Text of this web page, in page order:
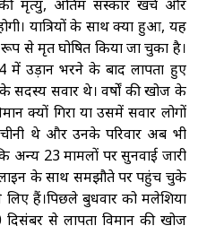
मृत्यु, अंतिम संस्कार खर्च और
यात्रियों के साथ क्या हुआ, यह
से मृत घोषित किया जा चुका है।
उड़ान भरने के बाद लापता हुए
सदस्य सवार थे। वर्षों की खोज के
क्यों गिरा या उसमें सवार लोगों
थे और उनके परिवार अब भी
अन्य 23 मामलों पर सुनवाई जारी
के साथ समझौते पर पहुंच चुके
हैं।पिछले बुधवार को मलेशिया
से लापता विमान की खोज